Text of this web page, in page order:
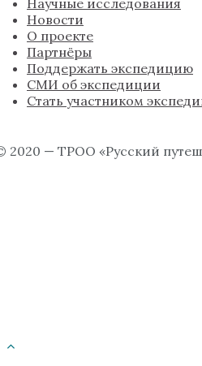
Научные исследования
Новости
О проекте
Партнёры
Поддержать экспедицию
СМИ об экспедиции
Стать участником
2020 — ТРОО «Русский